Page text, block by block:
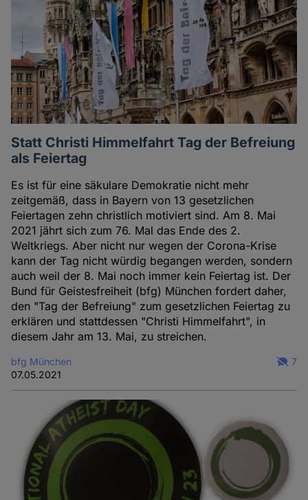
Statt Christi Himmelfahrt Tag der Befreiung
als Feiertag
Es ist für eine säkulare Demokratie nicht mehr
zeitgemäß, dass in Bayern von 13 gesetzlichen
Feiertagen zehn christlich motiviert sind. Am 8. Mai
2021 jährt sich zum 76. Mal das Ende des 2.
Weltkriegs. Aber nicht nur wegen der Corona-Krise
kann der Tag nicht würdig begangen werden, sondern
auch weil der 8. Mai noch immer kein Feiertag ist. Der
Bund für Geistesfreiheit (bfg) München fordert daher,
den "Tag der Befreiung" zum gesetzlichen Feiertag zu
erklären und stattdessen "Christi Himmelfahrt", in
diesem Jahr am 13. Mai, zu streichen.
bfg München
07.05.2021
7